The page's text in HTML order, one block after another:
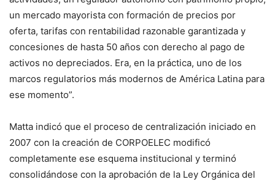
un mercado mayorista con formación de precios por
oferta, tarifas con rentabilidad razonable garantizada y
concesiones de hasta 50 años con derecho al pago de
activos no depreciados. Era, en la práctica, uno de los
marcos regulatorios más modernos de América Latina para
ese momento”.
Matta indicó que el proceso de centralización iniciado en
2007 con la creación de CORPOELEC modificó
completamente ese esquema institucional y terminó
consolidándose con la aprobación de la Ley Orgánica del